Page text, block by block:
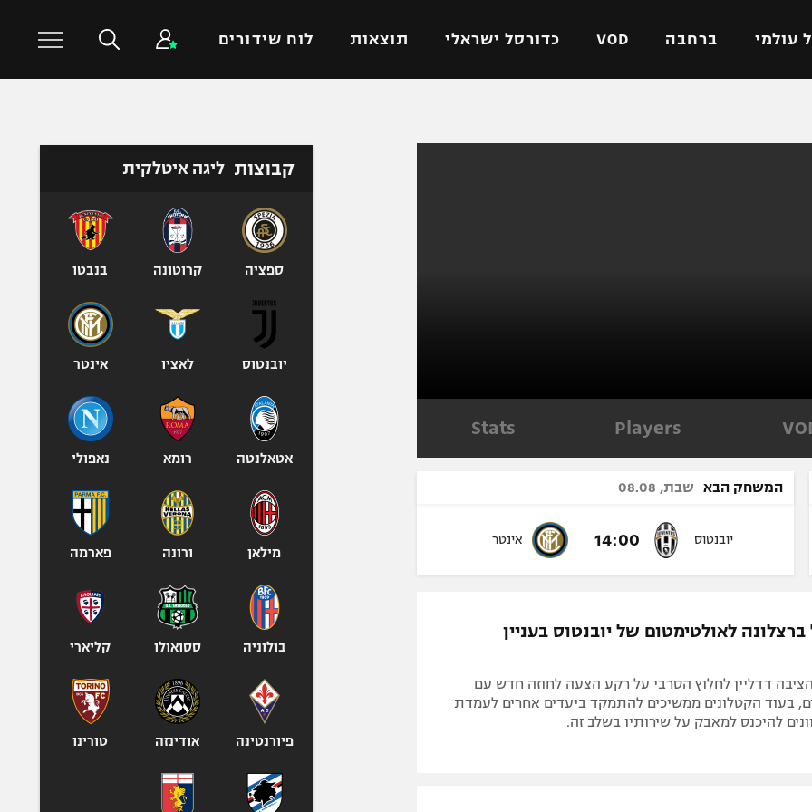
עולמי ברחבה VOD כדורסל ישראלי תוצאות לוח שידורים
אביב
ליגה סינית
טניס
כדורעף
שחייה
ג'ודו
אגרוף
ספורט אולימפי
היאבקות WWE
אופניים
פוטבול אמריקאי NFL
בייסבול MLB
ספורט אתגרי
אומנויות לחימה
גיימינג E-Sports
Players
Stats
המשחק הבא שבת, 08.08
יובנטוס 14:00 אינטר
לאולטימטום של יובנטוס בעניין
דדליין לחלוץ הסרבי על רקע הצעה לחוזה חדש עם
בעוד הקטלונים ממשיכים להתמקד ביעדים אחרים לעמדת
להיכנס למאבק על שירותיו בשלב זה.
קבוצות ליגה איטלקית
ספציה קרוטונה בנבטו
יובנטוס לאציו אינטר
אטאלנטה רומא נאפולי
מילאן ורונה פארמה
בולוניה ססואולו קליארי
פיורנטינה אודינזה טורינו